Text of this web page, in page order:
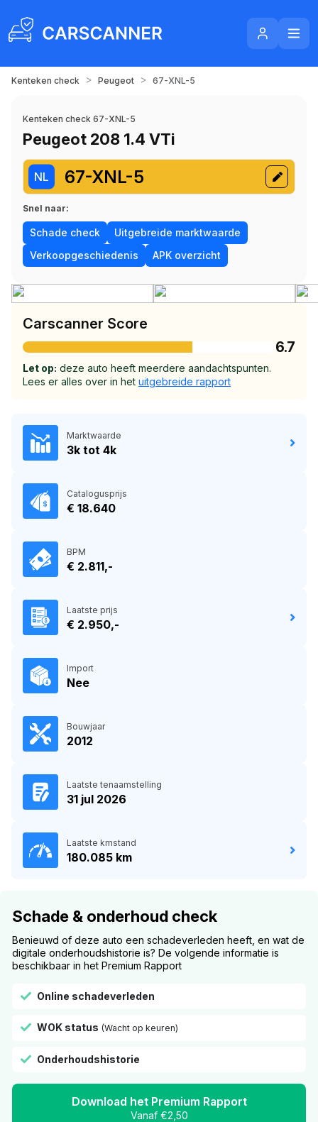
Kenteken check > Peugeot > 67-XNL-5
Kenteken check 67-XNL-5
Peugeot 208 1.4 VTi
NL 67-XNL-5
Snel naar:
Schade check
Uitgebreide marktwaarde
Verkoopgeschiedenis
APK overzicht
Carscanner Score
6.7
Let op: deze auto heeft meerdere aandachtspunten.
Lees er alles over in het uitgebreide rapport
Marktwaarde
3k tot 4k
Catalogusprijs
€ 18.640
BPM
€ 2.811,-
Laatste prijs
€ 2.950,-
Import
Nee
Bouwjaar
2012
Laatste tenaamstelling
31 jul 2026
Laatste kmstand
180.085 km
Schade & onderhoud check
Benieuwd of deze auto een schadeverleden heeft, en wat de
digitale onderhoudshistorie is? De volgende informatie is
beschikbaar in het Premium Rapport
Online schadeverleden
WOK status (Wacht op keuren)
Onderhoudshistorie
Download het Premium Rapport
Vanaf €2,50